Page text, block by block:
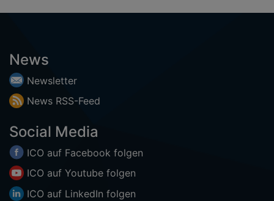
News
Newsletter
News RSS-Feed
Social Media
ICO auf Facebook folgen
ICO auf Youtube folgen
ICO auf LinkedIn folgen